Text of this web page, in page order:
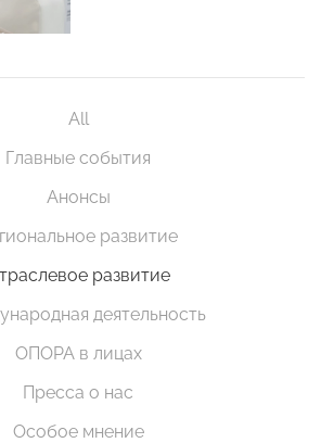
All
Главные события
Анонсы
развитие
развитие
деятельность
ОПОРА в лицах
Пресса о нас
Особое мнение